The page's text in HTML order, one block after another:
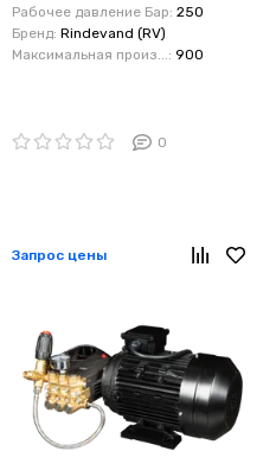
Рабочее давление Бар: 250
Бренд: Rindevand (RV)
Максимальная произ...: 900
0
Запрос цены